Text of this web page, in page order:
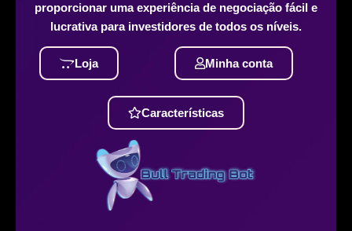
proporcionar uma experiência de negociação fácil e
lucrativa para investidores de todos os níveis.
Loja Minha conta
Características